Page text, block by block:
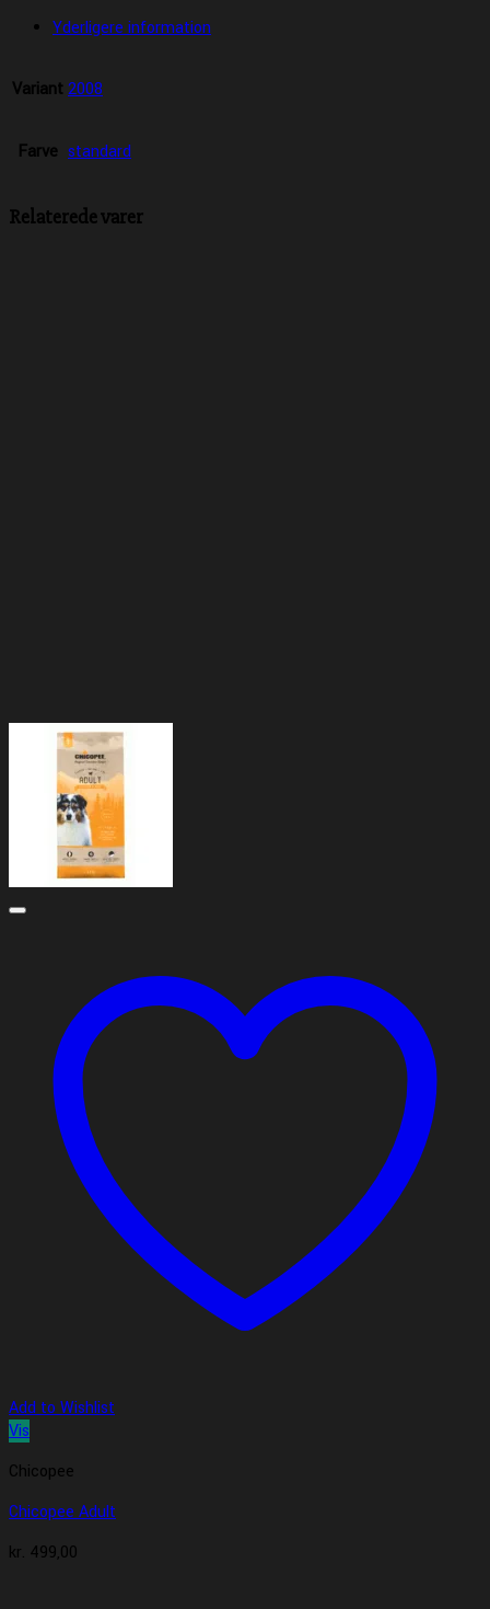
Yderligere information
Variant 2008
Farve standard
Relaterede varer
Add to Wishlist
Vis
Chicopee
Chicopee Adult
kr. 499,00